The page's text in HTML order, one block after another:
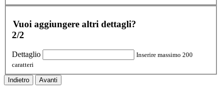
Vuoi aggiungere altri dettagli?
2/2
Dettaglio
Inserire massimo 200
caratteri
Indietro Avanti